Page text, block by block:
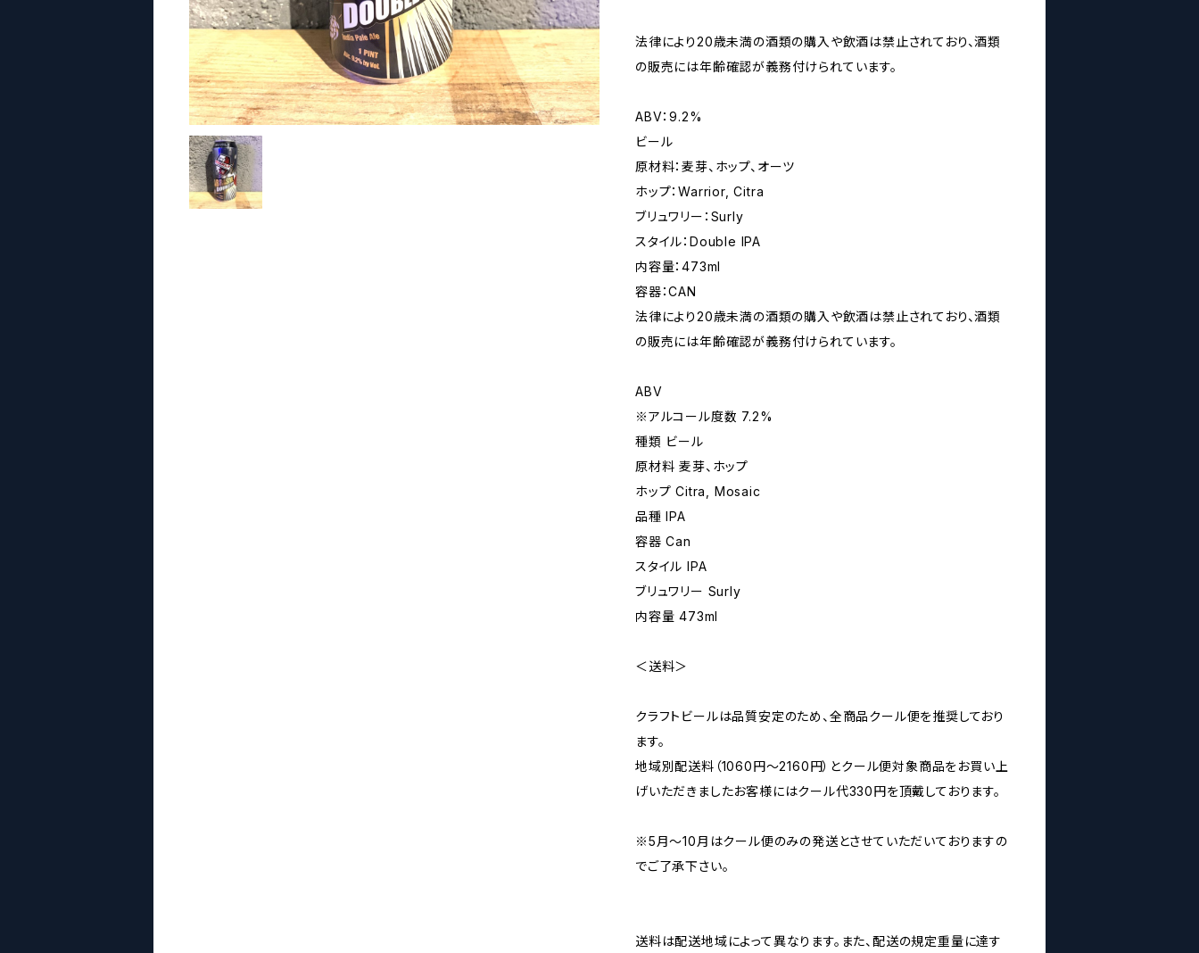
法律により20歳未満の酒類の購入や飲酒は禁止されており、酒類
の販売には年齢確認が義務付けられています。
ABV：9.2%
ビール
原材料：麦芽、ホップ、オーツ
ホップ：Warrior, Citra
ブリュワリー：Surly
スタイル：Double IPA
内容量：473ml
容器：CAN
法律により20歳未満の酒類の購入や飲酒は禁止されており、酒類
の販売には年齢確認が義務付けられています。
ABV
※アルコール度数 7.2%
種類 ビール
原材料 麦芽、ホップ
ホップ Citra, Mosaic
品種 IPA
容器 Can
スタイル IPA
ブリュワリー Surly
内容量 473ml
＜送料＞
クラフトビールは品質安定のため、全商品クール便を推奨しており
ます。
地域別配送料（1060円～2160円）とクール便対象商品をお買い上
げいただきましたお客様にはクール代330円を頂戴しております。
※5月～10月はクール便のみの発送とさせていただいておりますの
でご了承下さい。
送料は配送地域によって異なります。また、配送の規定重量に達す